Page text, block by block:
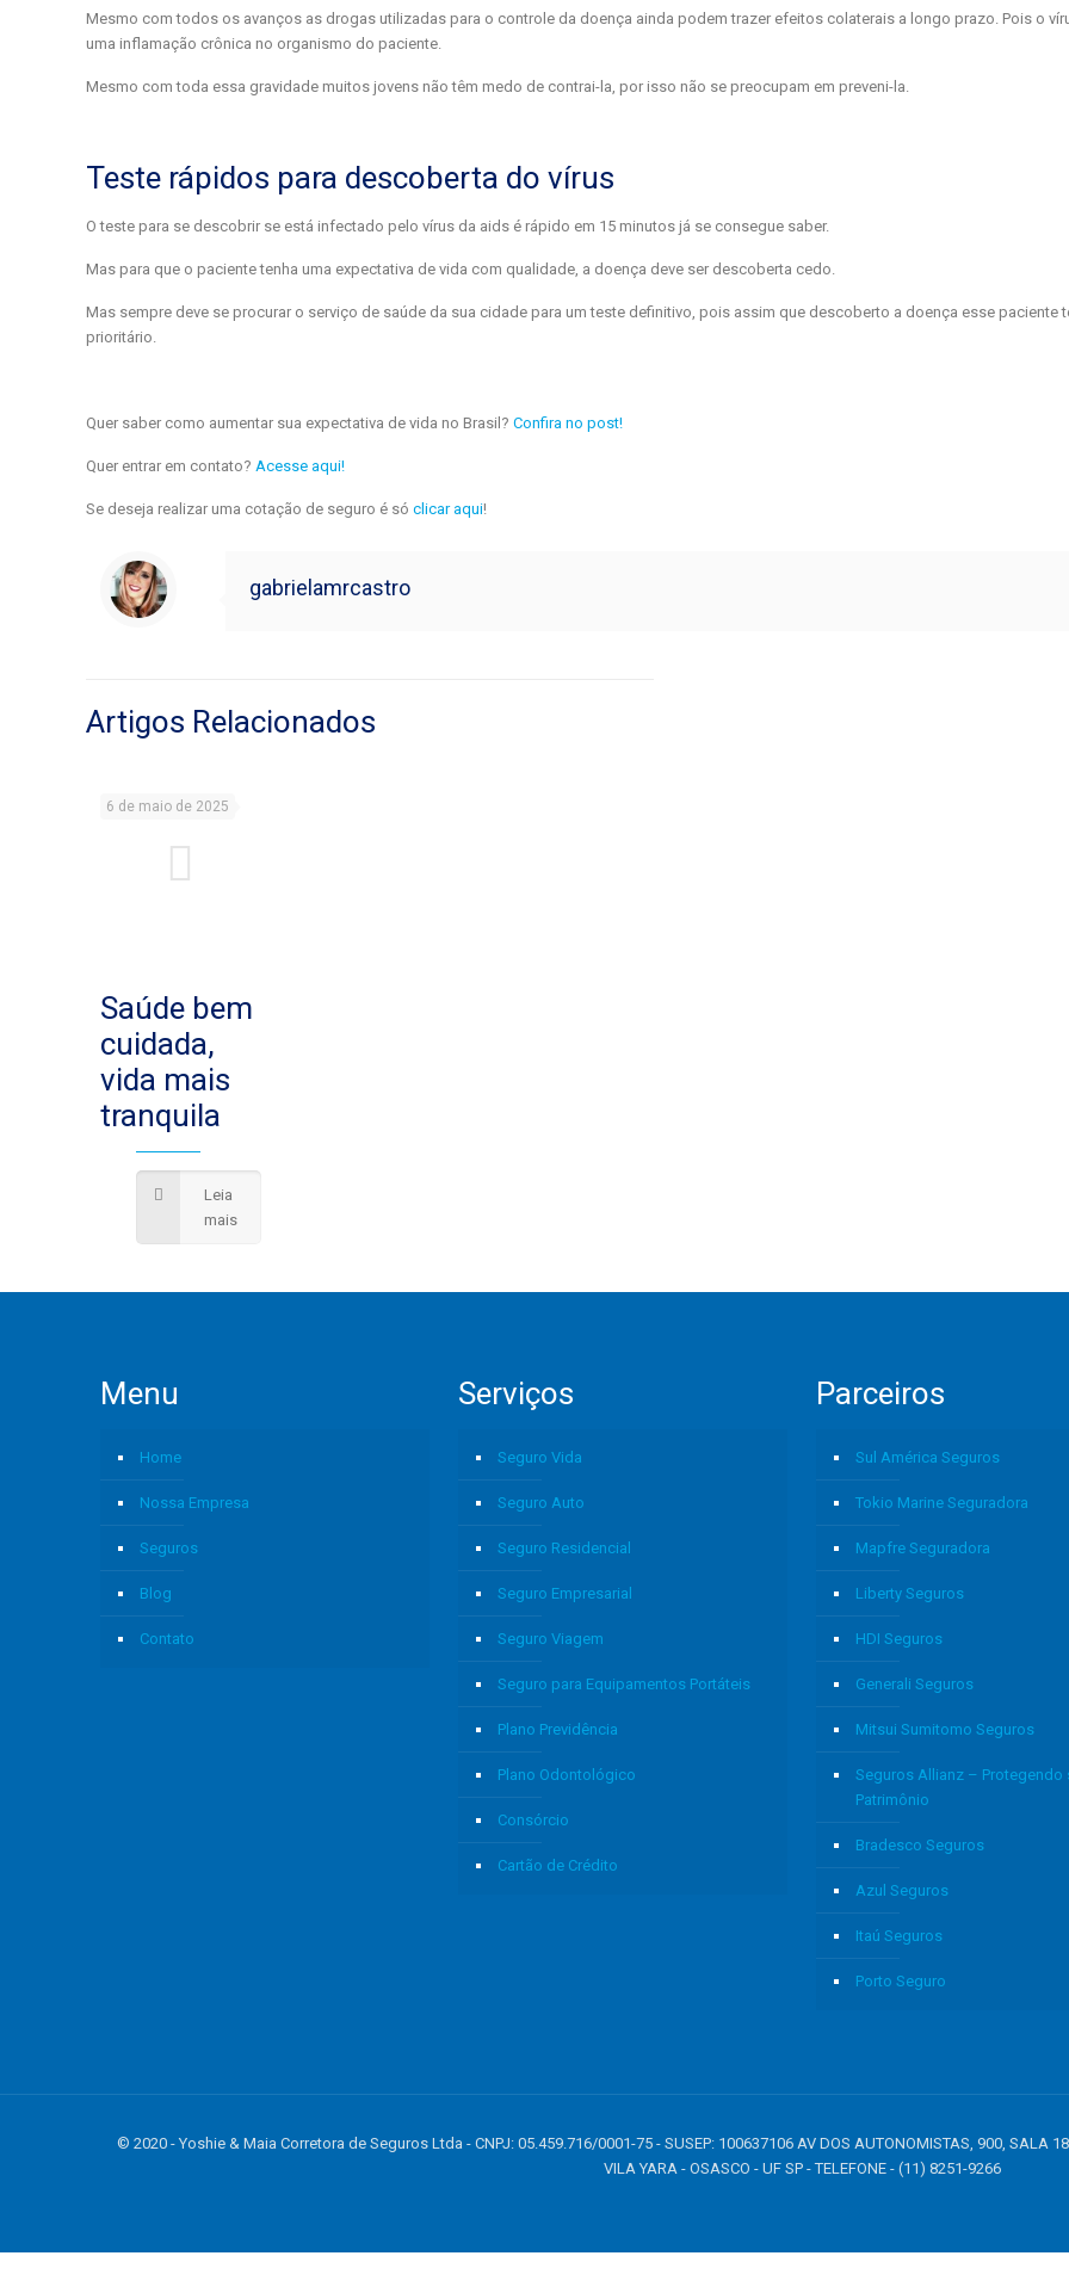
Mesmo com todos os avanços as drogas utilizadas para o controle da doença ainda podem trazer efeitos colaterais a longo prazo. Pois o
uma inflamação crônica no organismo do paciente.
Mesmo com toda essa gravidade muitos jovens não têm medo de contrai-la, por isso não se preocupam em preveni-la.
Teste rápidos para descoberta do vírus
O teste para se descobrir se está infectado pelo vírus da aids é rápido em 15 minutos já se consegue saber.
Mas para que o paciente tenha uma expectativa de vida com qualidade, a doença deve ser descoberta cedo.
Mas sempre deve se procurar o serviço de saúde da sua cidade para um teste definitivo, pois assim que descoberto a doença esse paciente
prioritário.
Quer saber como aumentar sua expectativa de vida no Brasil? Confira no post!
Quer entrar em contato? Acesse aqui!
Se deseja realizar uma cotação de seguro é só clicar aqui!
gabrielamrcastro
Artigos Relacionados
6 de maio de 2025
Saúde bem
cuidada,
vida mais
tranquila
Leia
mais
Menu
Home
Nossa Empresa
Seguros
Blog
Contato
Serviços
Seguro Vida
Seguro Auto
Seguro Residencial
Seguro Empresarial
Seguro Viagem
Seguro para Equipamentos Portáteis
Plano Previdência
Plano Odontológico
Consórcio
Cartão de Crédito
Parceiros
Sul América Seguros
Tokio Marine Seguradora
Mapfre Seguradora
Liberty Seguros
HDI Seguros
Generali Seguros
Mitsui Sumitomo Seguros
Seguros Allianz – Protegendo
Patrimônio
Bradesco Seguros
Azul Seguros
Itaú Seguros
Porto Seguro
© 2020 - Yoshie & Maia Corretora de Seguros Ltda - CNPJ: 05.459.716/0001-75 - SUSEP: 100637106 AV DOS AUTONOMISTAS, 900, SALA
VILA YARA - OSASCO - UF SP - TELEFONE - (11) 8251-9266